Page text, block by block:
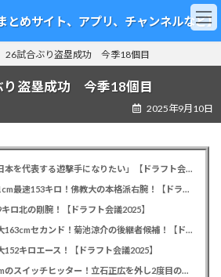
めサイト、アプリ、チャンネルなど】
試合ぶり盗塁成功 今季18個目
盗塁成功 今季18個目
2025年9月10日
カープドラ6西川篤夢！「日本を代表する遊撃手になりたい」【ドラフト会議2025】
カープドラ5赤木晴哉！191cm最速153キロ！佛教大の本格派右腕！【ドラフト会議2025】
ロ北の剛腕！【ドラフト会議2025】
カープドラ3勝田成！近畿大163cmセカンド！菊池涼介の後継者候補！【ドラフト会議2025】
キロエース！【ドラフト会議2025】
カープドラ1平川蓮！187cmのスイッチヒッター！立石正広を外し2度目の重複も新井監督がクジを引き当てる！【ドラフト会議2025】